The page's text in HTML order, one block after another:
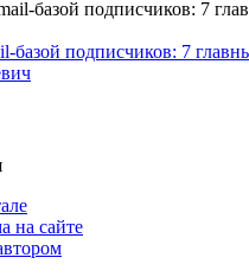
базой подписчиков: 7
на сайте